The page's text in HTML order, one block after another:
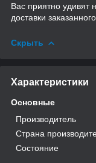
Вас приятно удивят
доставки
Скрыть
Характеристики
Основные
Производитель
Страна
Состояние